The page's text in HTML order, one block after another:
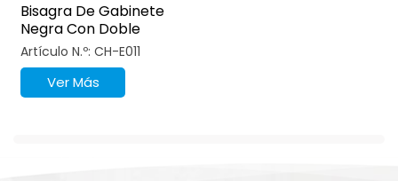
Bisagra De Gabinete
Negra Con Doble
Revestimiento De 105
Grados
Artículo N.º: CH-E011
Ver Más